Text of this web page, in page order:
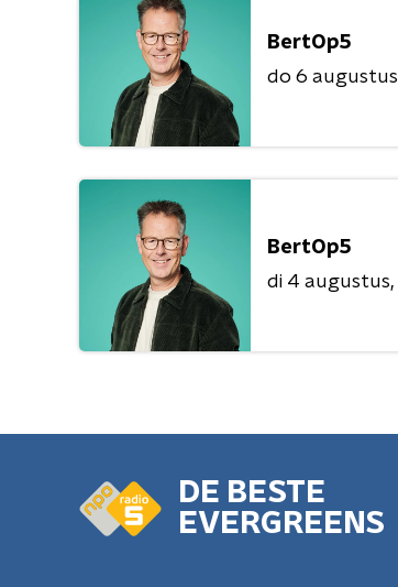
BertOp5
do 6 augustus
BertOp5
di 4 augustus
DE BESTE
EVERGREENS